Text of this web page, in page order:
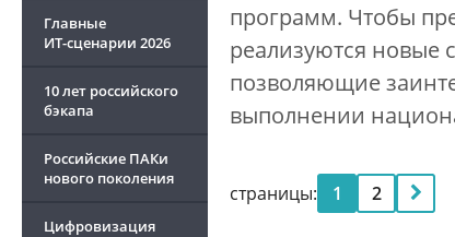
Главные
ИТ-сценарии 2026
10 лет российского
бэкапа
Российские ПАКи
нового поколения
Цифровизация
программ. Чтобы
реализуются новые
позволяющие
выполнении
страницы: 1 2